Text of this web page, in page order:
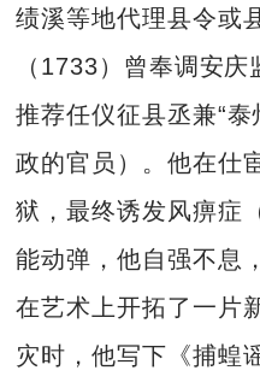
绩溪等地代理县令或
（1733）曾奉调安
推荐任仪征县丞兼“
政的官员）。他在仕
狱，最终诱发风痹症
能动弹，他自强不息
在艺术上开拓了一片
灾时，他写下《捕蝗